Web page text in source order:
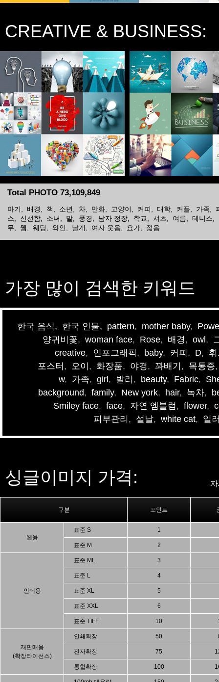
CREATIVE & BUSINESS:
Total PHOTO 73,109,849
아기 배경 책 소년 차 만화 고양이 커피 대학 커플 가족
스
신선함 소녀 말 풍경 남자 정장 학교 셔츠 여름 테니스
무
웹 웨딩 와인 날개 여자 웃음 요가 젊음
가장 많이 검색한 키워드
한국 음식, 한국 인물, pattern, mother baby,
양귀비꽃, woman face, Rose, 배경, owl ,
creative, 인포그래픽, baby, 커피 , D,
포스터 , 오이 , 화장품, 야경, 꽈배기 , 목통증
w, 가족, girl , 발리 , beauty, Fabric,
background, family, New york, hair, 녹차,
Smiley face, face, 자연 엠블럼, flower,
피부관리 , 설날, white cat, 일
싱글이미지 가격:
구분 포인트
웹용
표준 S 1
표준 M 2
인쇄용
표준 ML 3
표준 L 4
표준 XL 5
표준 XXL 6
표준 TIFF 10
재판매용
(확장라이선스)
인쇄확장 50
전자확장 75
통합확장 100